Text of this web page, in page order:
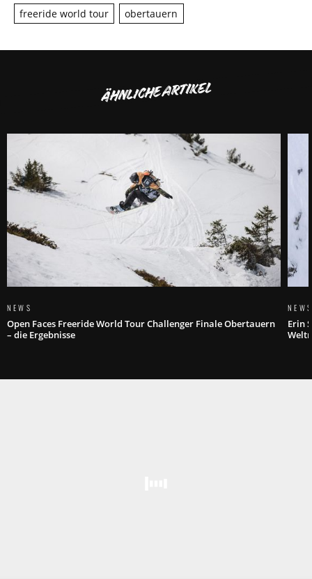
freeride world tour obertauern
ÄHNLICHE ARTIKEL
NEWS
Open Faces Freeride World Tour Challenger Finale Obertauern
– die Ergebnisse
NEWS
Erin